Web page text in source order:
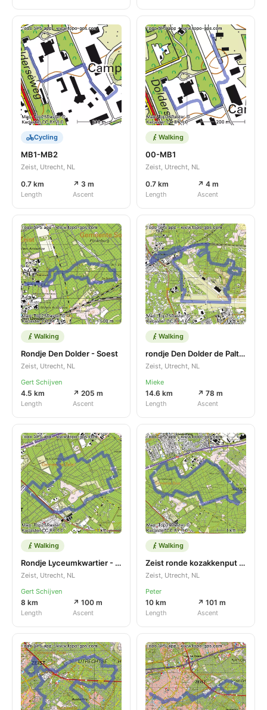
Cycling
MB1-MB2
Zeist, Utrecht, NL
0.7 km
Length
↗ 3 m
Ascent
Walking
00-MB1
Zeist, Utrecht, NL
0.7 km
Length
↗ 4 m
Ascent
Walking
Rondje Den Dolder - Soest
Zeist, Utrecht, NL
Gert Schijven
4.5 km
Length
↗ 205 m
Ascent
Walking
rondje Den Dolder de Paltz 2
Zeist, Utrecht, NL
Mieke
14.6 km
Length
↗ 78 m
Ascent
Walking
Rondje Lyceumkwartier - Wijk 04 Zeist-Oost, Zeister Bos en omgeving
Zeist, Utrecht, NL
Gert Schijven
8 km
Length
↗ 100 m
Ascent
Walking
Zeist ronde kozakkenput PAF 2-2 25-
Zeist, Utrecht, NL
Peter
10 km
Length
↗ 101 m
Ascent